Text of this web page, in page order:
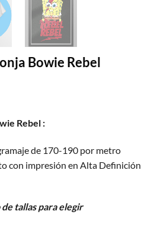
Bowie Rebel
Rebel :
de 170-190 por metro
con impresión en Alta Definición
tallas para elegir